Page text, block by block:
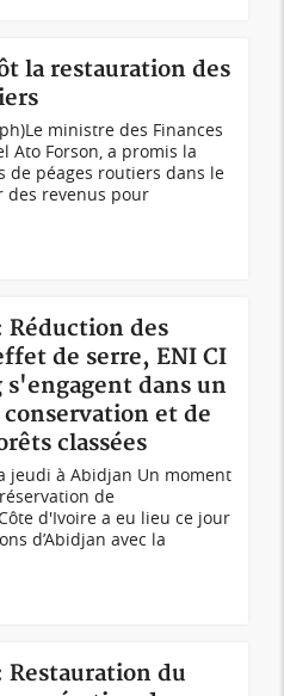
la restauration des
ministre des Finances
Ato Forson, a promis la
de péages routiers dans le
des revenus pour
des
de serre, ENI CI
s'engagent dans un
et de
classées
jeudi à Abidjan Un moment
de
d'Ivoire a eu lieu ce jour
d’Abidjan avec la
du